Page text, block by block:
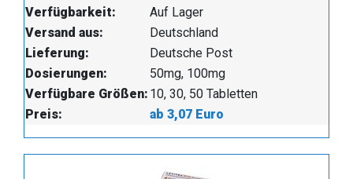
Verfügbarkeit:
Auf Lager
Versand aus:
Deutschland
Lieferung:
Deutsche Post
Dosierungen:
50mg, 100mg
Verfügbare Größen: 10, 30, 50 Tabletten
Preis:
ab 3,07 Euro